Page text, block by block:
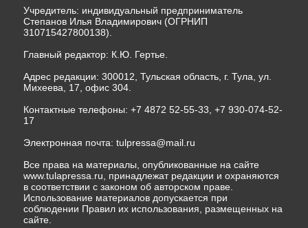
Учредитель: индивидуальный предприниматель
Степанов Илья Владимирович (ОГРНИП
310715427800138).
Главный редактор: К.Ю. Гертье.
Адрес редакции: 300012, Тульская область, г. Тула, ул.
Михеева, 17, офис 304.
Контактные телефоны: +7 4872 52-55-33, +7 930-074-52-
17
Электронная почта: tulpressa@mail.ru
Все права на материалы, опубликованные на сайте
www.tulapressa.ru, принадлежат редакции и охраняются
в соответствии с законом об авторском праве.
Использование материалов допускается при
соблюдении Правил их использования, размещенных на
сайте.